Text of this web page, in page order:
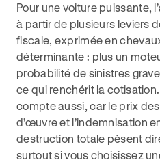
Pour une voiture puissante,
à partir de plusieurs leviers
fiscale, exprimée en
déterminante : plus un
probabilité de sinistres
ce qui renchérit la
compte aussi, car le prix
d’œuvre et l’indemnisation
destruction totale pèsent
surtout si vous choisissez